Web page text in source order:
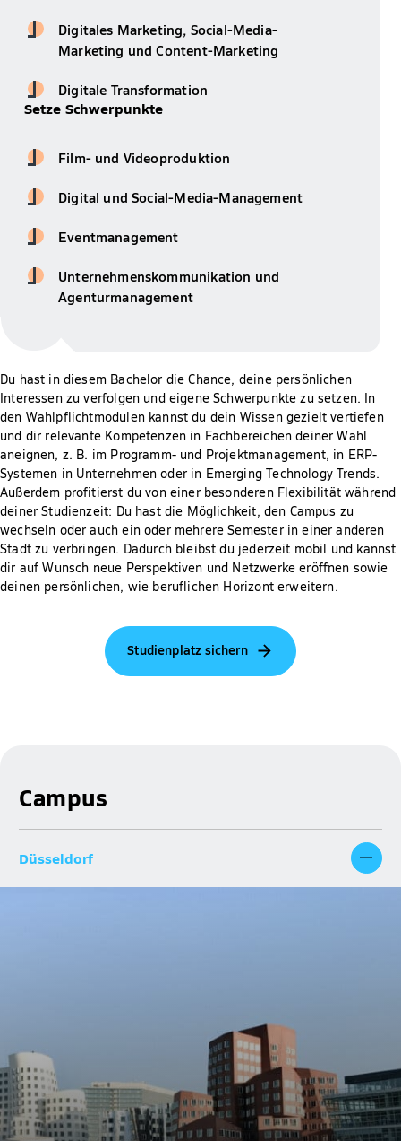
Digitales Marketing, Social-Media-
Marketing und Content-Marketing
Digitale Transformation
Setze Schwerpunkte
Film- und Videoproduktion
Digital und Social-Media-Management
Eventmanagement
Unternehmenskommunikation und
Agenturmanagement
Du hast in diesem Bachelor die Chance, deine persönlichen
Interessen zu verfolgen und eigene Schwerpunkte zu setzen. In
den Wahlpflichtmodulen kannst du dein Wissen gezielt vertiefen
und dir relevante Kompetenzen in Fachbereichen deiner Wahl
aneignen, z. B. im Programm- und Projektmanagement, in ERP-
Systemen in Unternehmen oder in Emerging Technology Trends.
Außerdem profitierst du von einer besonderen Flexibilität während
deiner Studienzeit: Du hast die Möglichkeit, den Campus zu
wechseln oder auch ein oder mehrere Semester in einer anderen
Stadt zu verbringen. Dadurch bleibst du jederzeit mobil und kannst
dir auf Wunsch neue Perspektiven und Netzwerke eröffnen sowie
deinen persönlichen, wie beruflichen Horizont erweitern.
Studienplatz sichern
Campus
Düsseldorf